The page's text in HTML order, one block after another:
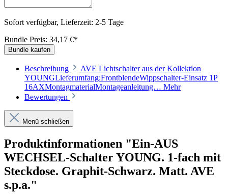
Sofort verfügbar, Lieferzeit: 2-5 Tage
Bundle Preis: 34,17 €*
Bundle kaufen
Beschreibung
AVE Lichtschalter aus der Kollektion
YOUNGLieferumfang:FrontblendeWippschalter-Einsatz 1P
16AXMontagmaterialMontageanleitung… Mehr
Bewertungen
Menü schließen
Produktinformationen "Ein-AUS
WECHSEL-Schalter YOUNG. 1-fach mit
Steckdose. Graphit-Schwarz. Matt. AVE
s.p.a."